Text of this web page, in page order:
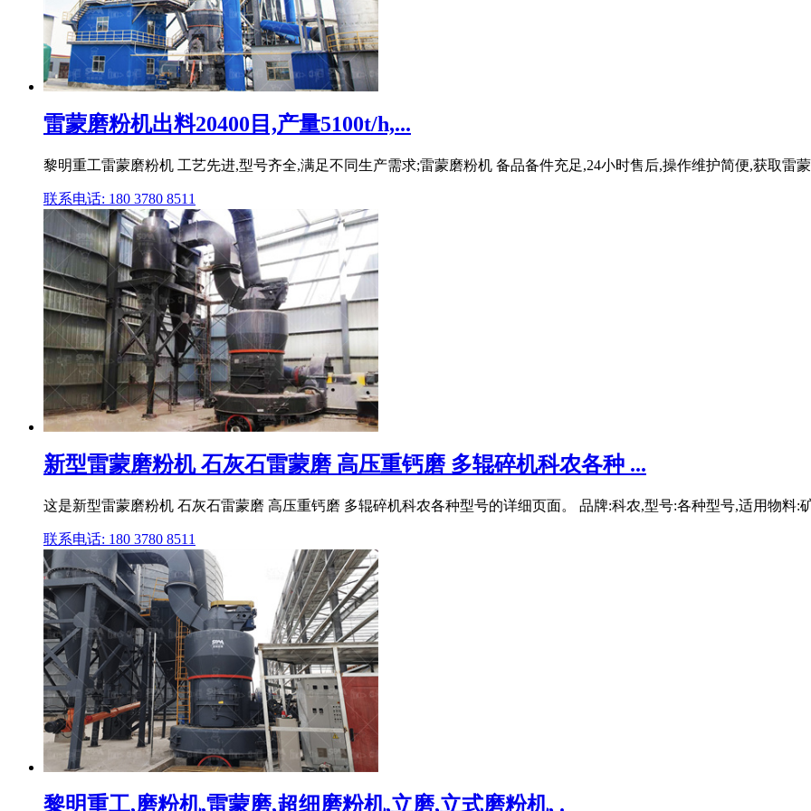
雷蒙磨粉机出料20400目,产量5100t/h,...
黎明重工雷蒙磨粉机 工艺先进,型号齐全,满足不同生产需求;雷蒙磨粉机 备品备件充足,24小时售后,操作维护简便,获取雷
联系电话: 180 3780 8511
新型雷蒙磨粉机 石灰石雷蒙磨 高压重钙磨 多辊碎机科农各种 ...
这是新型雷蒙磨粉机 石灰石雷蒙磨 高压重钙磨 多辊碎机科农各种型号的详细页面。 品牌:科农,型号:各种型号,适用物料:
联系电话: 180 3780 8511
黎明重工,磨粉机,雷蒙磨,超细磨粉机,立磨,立式磨粉机, .